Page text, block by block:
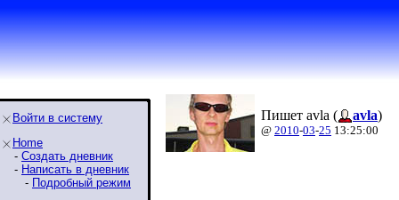
Войти в систему
Home
- Создать дневник
- Написать в дневник
- Подробный режим
Пишет avla ( avla)
@ 2010-03-25 13:25:00